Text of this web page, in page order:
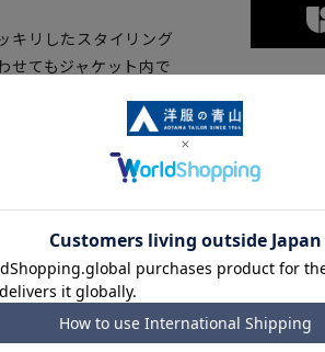
キリしたスタイリング
せてもジャケット内で
の時期など室内干し時
地から付属まですべて
80cm
82cm